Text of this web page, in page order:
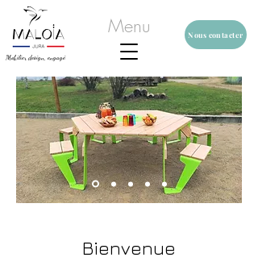
Mobilier design, engagé
Nous contacter
Menu
Bienvenue